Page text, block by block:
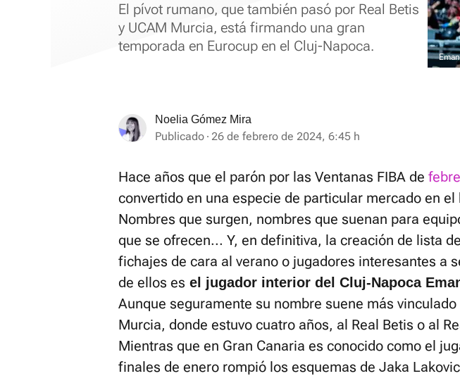
El pívot rumano, que también pasó por Real Betis
y UCAM Murcia, está firmando una gran
temporada en Eurocup en el Cluj-Napoca.
Noelia Gómez Mira
Publicado 26 de febrero de 2024, 6:45 h
Hace años que el parón por las Ventanas FIBA de
convertido en una especie de particular mercado en el
Nombres que surgen, nombres que suenan para
que se ofrecen... Y, en definitiva, la creación de lista
fichajes de cara al verano o jugadores interesantes a
de ellos es el jugador interior del Cluj-Napoca
Aunque seguramente su nombre suene más vinculado
Murcia, donde estuvo cuatro años, al Real Betis o al
Mientras que en Gran Canaria es conocido como el
finales de enero rompió los esquemas de Jaka